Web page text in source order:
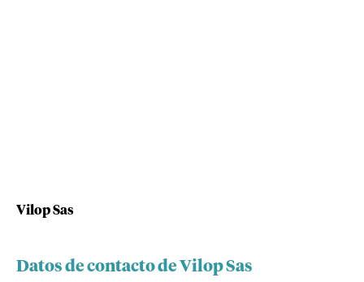
Vilop Sas
Datos de contacto de Vilop Sas